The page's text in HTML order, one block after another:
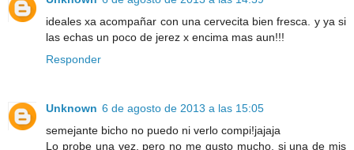
ideales xa acompañar con una cervecita bien fresca. y ya si
las echas un poco de jerez x encima mas aun!!!
Responder
Unknown 6 de agosto de 2013 a las 15:05
semejante bicho no puedo ni verlo compi!jajaja
Lo probe una vez, pero no me gusto mucho, si una de mis